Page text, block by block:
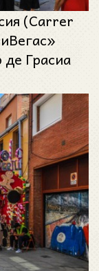
(Carrer
Грасиа